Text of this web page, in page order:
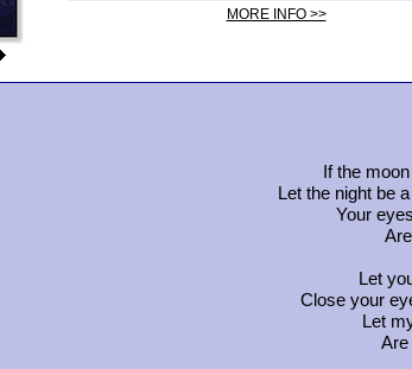
MORE INFO >>
If the
Let the night be
Your
Let
Close your
Let
Are